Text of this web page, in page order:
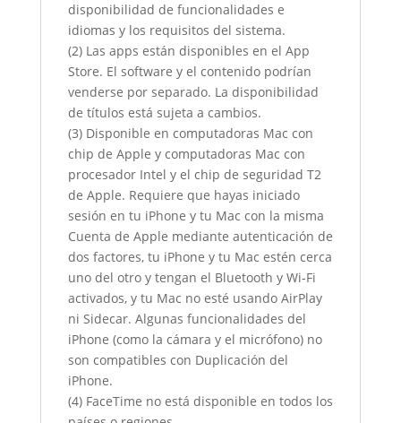
disponibilidad de funcionalidades e
idiomas y los requisitos del sistema.
(2) Las apps están disponibles en el App
Store. El software y el contenido podrían
venderse por separado. La disponibilidad
de títulos está sujeta a cambios.
(3) Disponible en computadoras Mac con
chip de Apple y computadoras Mac con
procesador Intel y el chip de seguridad T2
de Apple. Requiere que hayas iniciado
sesión en tu iPhone y tu Mac con la misma
Cuenta de Apple mediante autenticación de
dos factores, tu iPhone y tu Mac estén cerca
uno del otro y tengan el Bluetooth y Wi-Fi
activados, y tu Mac no esté usando AirPlay
ni Sidecar. Algunas funcionalidades del
iPhone (como la cámara y el micrófono) no
son compatibles con Duplicación del
iPhone.
(4) FaceTime no está disponible en todos los